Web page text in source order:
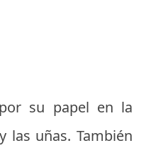
su papel en la
las uñas. También